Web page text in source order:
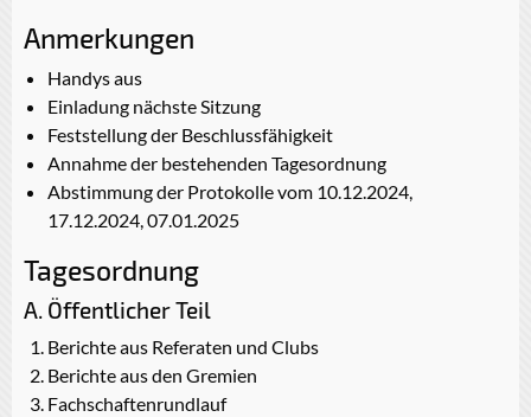
Anmerkungen
Handys aus
Einladung nächste Sitzung
Feststellung der Beschlussfähigkeit
Annahme der bestehenden Tagesordnung
Abstimmung der Protokolle vom 10.12.2024,
17.12.2024, 07.01.2025
Tagesordnung
A. Öffentlicher Teil
Berichte aus Referaten und Clubs
Berichte aus den Gremien
Fachschaftenrundlauf